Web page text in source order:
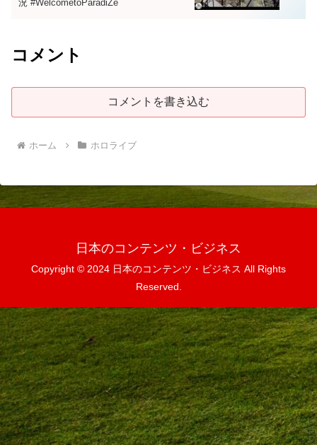
況 #WelcometoParadiZe
コメント
コメントを書き込む
ホーム ホロライブ
日本のコンテンツ・ビジネス
Copyright © 2024 日本のコンテンツ・ビジネス All Rights
Reserved.